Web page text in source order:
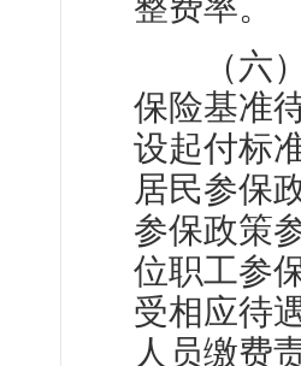
（六）
保险基准
设起付标
居民参保
参保政策
位职工参
受相应待
人员缴费